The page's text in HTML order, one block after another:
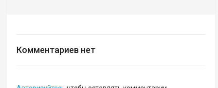
Комментариев нет